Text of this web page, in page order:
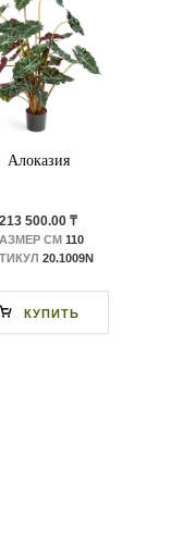
Алоказия
213 500.00 ₸
СМ 110
20.1009N
КУПИТЬ